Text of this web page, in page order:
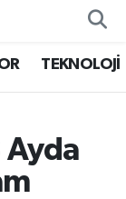
TEKNOLOJİ
Ayda